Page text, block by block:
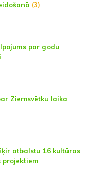
(3)
par godu
Ziemsvētku laika
atbalstu 16 kultūras
projektiem